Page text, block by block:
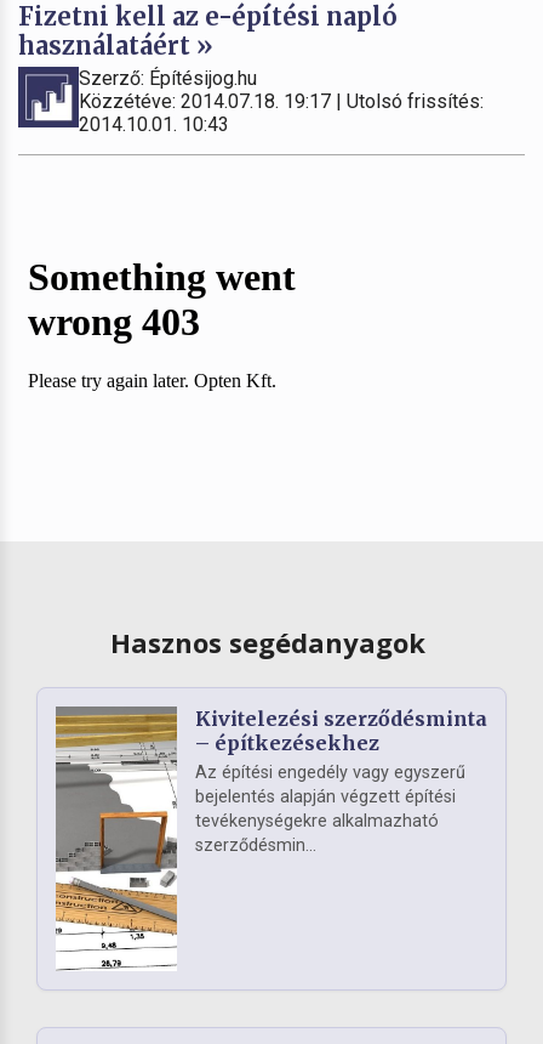
Fizetni kell az e-építési napló
használatáért »
Szerző: Építésijog.hu
Közzétéve: 2014.07.18. 19:17 | Utolsó frissítés:
2014.10.01. 10:43
Hasznos segédanyagok
Kivitelezési szerződésminta
– építkezésekhez
Az építési engedély vagy egyszerű
bejelentés alapján végzett építési
tevékenységekre alkalmazható
szerződésmin...